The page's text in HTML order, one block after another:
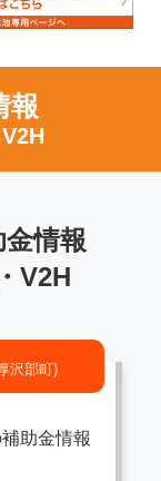
報
情報
V2H
沢部町)
助金情報